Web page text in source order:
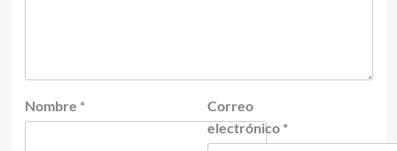
Nombre *
Correo
electrónico *